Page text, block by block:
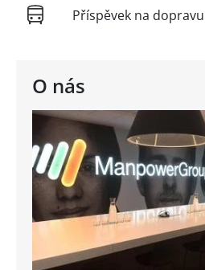
O nás
Příspěvek na dopravu